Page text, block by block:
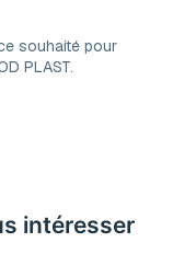
souhaité pour
PLAST.
intéresser